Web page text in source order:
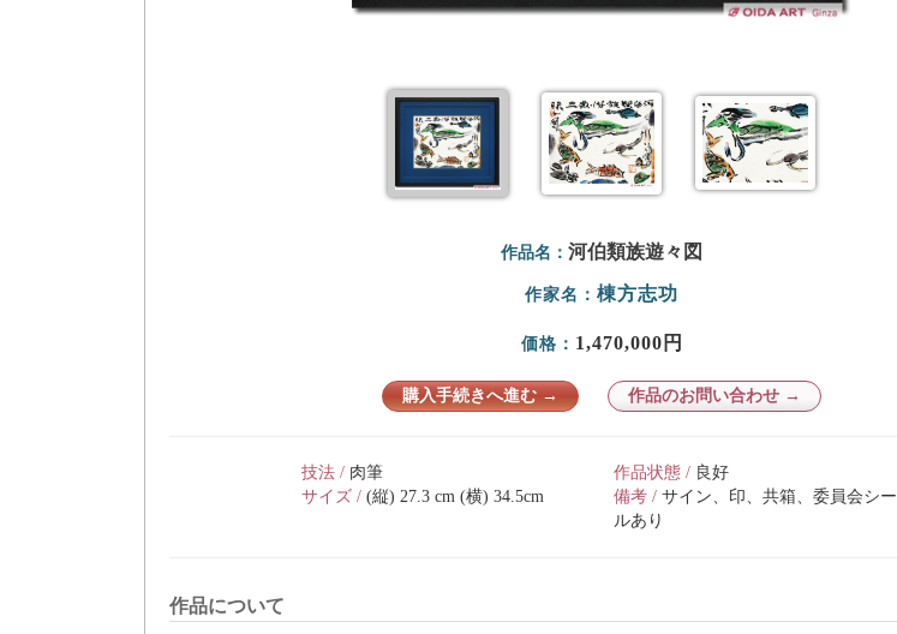
作品名： 河伯類族遊々図
作家名： 棟方志功
価格： 1,470,000円
購入手続きへ進む → 作品のお問い合わせ →
技法 / 肉筆
サイズ / (縦) 27.3 cm (横) 34.5cm
作品状態 / 良好
備考 / サイン、印、共箱、委員会シー
ルあり
作品について